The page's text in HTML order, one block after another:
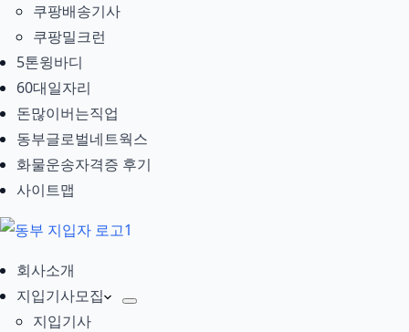
쿠팡배송기사
쿠팡밀크런
5톤윙바디
60대일자리
돈많이버는직업
동부글로벌네트웍스
화물운송자격증 후기
사이트맵
회사소개
지입기사모집
지입기사